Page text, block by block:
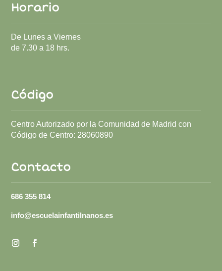
Horario
De Lunes a Viernes
de 7.30 a 18 hrs.
Código
Centro Autorizado por la Comunidad de Madrid con
Código de Centro: 28060890
Contacto
686 355 814
info@escuelainfantilnanos.es